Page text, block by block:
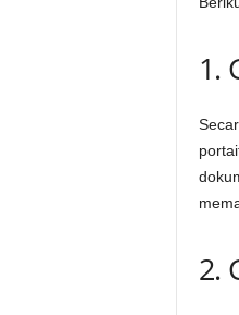
1.
2.